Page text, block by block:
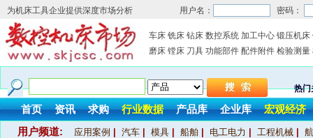
为机床工具企业提供深度市场分析 用户名： 密码：
车床 铣床 钻床 数控系统 加工中心 锻压机床
磨床 镗床 刀具 功能部件 配件附件 检验测量
热门
首页 资讯 求购 行业数据 产品库 企业库 宏观经济
用户频道: 应用案例 汽车 模具 船舶 电工电力 工程机械